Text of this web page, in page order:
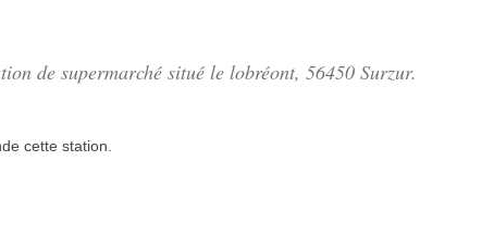
de supermarché situé le lobréont, 56450 Surzur.
cette station.
Disponible Épuisé